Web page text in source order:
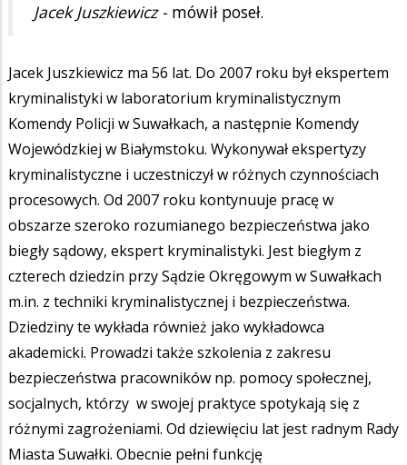
Jacek Juszkiewicz - mówił poseł.
Jacek Juszkiewicz ma 56 lat. Do 2007 roku był ekspertem
kryminalistyki w laboratorium kryminalistycznym
Komendy Policji w Suwałkach, a następnie Komendy
Wojewódzkiej w Białymstoku. Wykonywał ekspertyzy
kryminalistyczne i uczestniczył w różnych czynnościach
procesowych. Od 2007 roku kontynuuje pracę w
obszarze szeroko rozumianego bezpieczeństwa jako
biegły sądowy, ekspert kryminalistyki. Jest biegłym z
czterech dziedzin przy Sądzie Okręgowym w Suwałkach
m.in. z techniki kryminalistycznej i bezpieczeństwa.
Dziedziny te wykłada również jako wykładowca
akademicki. Prowadzi także szkolenia z zakresu
bezpieczeństwa pracowników np. pomocy społecznej,
socjalnych, którzy w swojej praktyce spotykają się z
różnymi zagrożeniami. Od dziewięciu lat jest radnym Rady
Miasta Suwałki. Obecnie pełni funkcję